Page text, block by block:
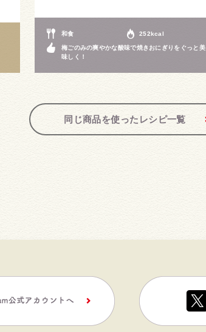
和食 252kcal
梅ごのみの爽やかな酸味で焼きおにぎりをぐっと美
味しく！
同じ商品を使ったレシピ一覧